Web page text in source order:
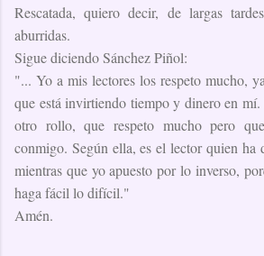
Rescatada, quiero decir, de largas
aburridas.
Sigue diciendo Sánchez Piñol:
"... Yo a mis lectores los respeto mucho,
que está invirtiendo tiempo y dinero en
otro rollo, que respeto mucho pero
conmigo. Según ella, es el lector quien ha
mientras que yo apuesto por lo inverso,
haga fácil lo difícil."
Amén.